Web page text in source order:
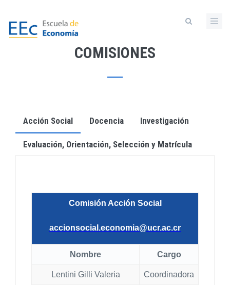
contenido
COMISIONES
Acción Social Docencia Investigación
Evaluación, Orientación, Selección y Matrícula
Comisión Acción Social
accionsocial.economia@ucr.ac.cr
Nombre Cargo
Lentini Gilli Valeria Coordinadora